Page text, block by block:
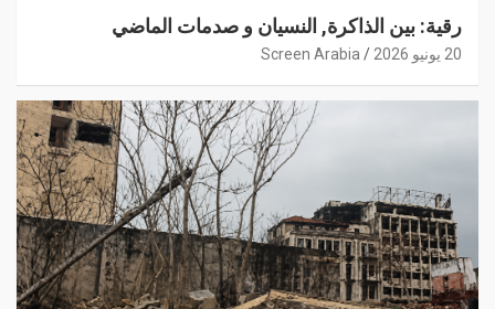
رقية: بين الذاكرة, النسيان و صدمات الماضي
20 يونيو 2026 Screen Arabia